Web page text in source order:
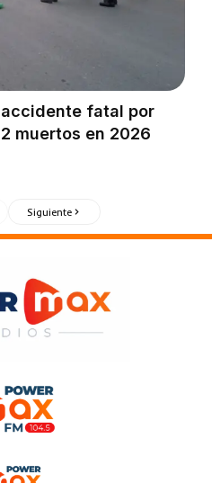
fatal por
muertos en 2026
Siguiente